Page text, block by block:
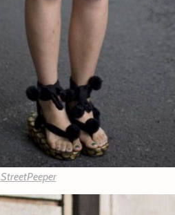
StreetPeeper